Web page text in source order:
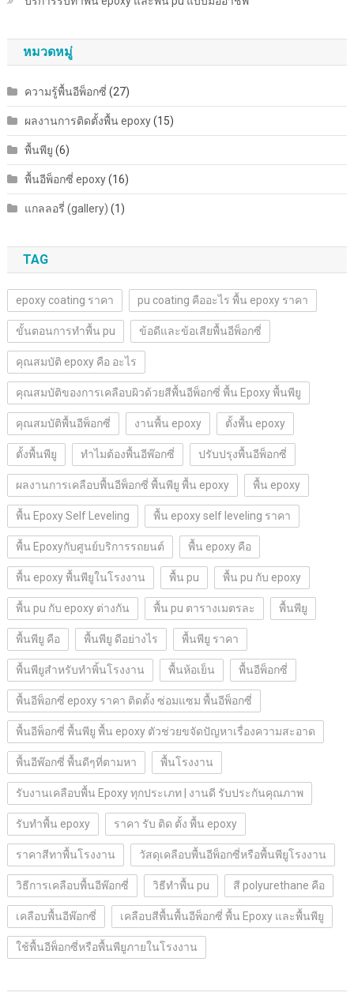
หมวดหมู่
ความรู้พื้นอีพ็อกซี่ (27)
ผลงานการติดตั้งพื้น epoxy(15)
พื้นพียู (6)
พื้นอีพ็อกซี่ epoxy(16)
แกลลอรี่ (gallery) (1)
TAG
epoxy coating ราคา pu coating คืออะไร พื้น epoxy ราคา
ขั้นตอนการทำพื้น pu ข้อดีและข้อเสียพื้นอีพ็อกซี่
คุณสมบัติ epoxy คือ อะไร
คุณสมบัติของการเคลือบผิวด้วยสีพื้นอีพ็อกซี่ พื้น Epoxy พื้นพียู
คุณสมบัติพื้นอีพ็อกซี่ งานพื้น epoxy ตั้งพื้น epoxy
ตั้งพื้นพียู ทำไมต้องพื้นอีพ๊อกซี่ ปรับปรุงพื้นอีพ็อกซี่
ผลงานการเคลือบพื้นอีพ็อกซี่ พื้นพียู พื้น epoxy พื้น epoxy
พื้น Epoxy Self Leveling พื้น epoxy self leveling ราคา
พื้น Epoxyกับศูนย์บริการรถยนต์ พื้น epoxy คือ
พื้น epoxy พื้นพียูในโรงงาน พื้น pu พื้น pu กับ epoxy
พื้น pu กับ epoxy ต่างกัน พื้น pu ตารางเมตรละ พื้นพียู
พื้นพียู คือ พื้นพียู ดีอย่างไร พื้นพียู ราคา
พื้นพียูสำหรับทำพิ้นโรงงาน พื้นห้อเย็น พื้นอีพ็อกซี่
พื้นอีพ็อกซี่ epoxy ราคา ติดตั้ง ซ่อมแซม พื้นอีพ็อกซี่
พื้นอีพ็อกซี่ พื้นพียู พื้น epoxy ตัวช่วยขจัดปัญหาเรื่องความสะอาด
พื้นอีพ๊อกซี่ พื้นดีๆที่ตามหา พื้นโรงงาน
รับงานเคลือบพื้น Epoxy ทุกประเภท | งานดี รับประกันคุณภาพ
รับทำพื้น epoxy ราคา รับ ติด ตั้ง พื้น epoxy
ราคาสีทาพื้นโรงงาน วัสดุเคลือบพื้นอีพ็อกซี่หรือพื้นพียูโรงงาน
วิธีการเคลือบพื้นอีพ๊อกซี่ วิธีทำพื้น pu สี polyurethane คือ
เคลือบพื้นอีพ๊อกซี่ เคลือบสีพื้นพื้นอีพ็อกซี่ พื้น Epoxy และพื้นพียู
ใช้พื้นอีพ็อกซี่หรือพื้นพียูภายในโรงงาน